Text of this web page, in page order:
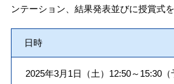
ンテーション、結果発表並びに授賞式を
日時
2025年3月1日（土）12:50～15:30（